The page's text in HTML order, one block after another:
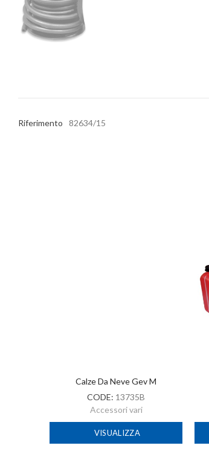
Riferimento 82634/15
Calze Da Neve Gev M
CODE: 13735B
Accessori vari
VISUALIZZA